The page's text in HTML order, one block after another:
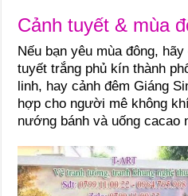
Cảnh tuyết & mùa
Nếu bạn yêu mùa đông,
tuyết trắng phủ kín thành
linh, hay cảnh đêm Giáng
hợp cho người mê không
nướng bánh và uống cacao